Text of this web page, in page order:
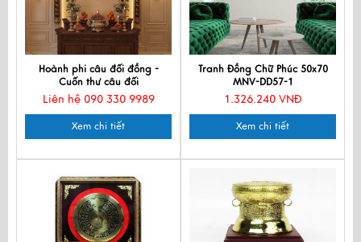
Hoành phi câu đối đồng -
Cuốn thư câu đối
Liên hệ 090 330 9989
Xem chi tiết
Tranh Đồng Chữ Phúc 50x70
MNV-DD57-1
1.326.240 VNĐ
Xem chi tiết